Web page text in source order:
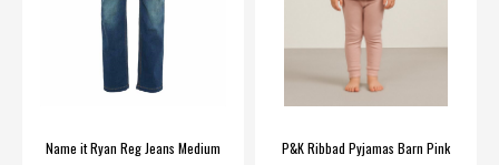
Name it Ryan Reg Jeans Medium
P&K Ribbad Pyjamas Barn Pink